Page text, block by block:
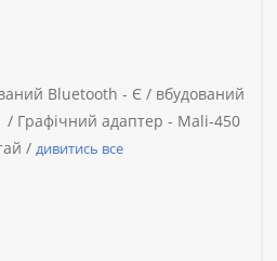
Bluetooth - Є / вбудований
/ Графічний адаптер - Mali-450
/ дивитись все